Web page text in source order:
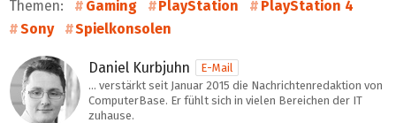
Themen: Gaming PlayStation
PlayStation 4
Sony
Spielkonsolen
Daniel Kurbjuhn
E-Mail
… verstärkt seit Januar 2015 die Nachrichtenredaktion von
ComputerBase. Er fühlt sich in vielen Bereichen der IT
zuhause.